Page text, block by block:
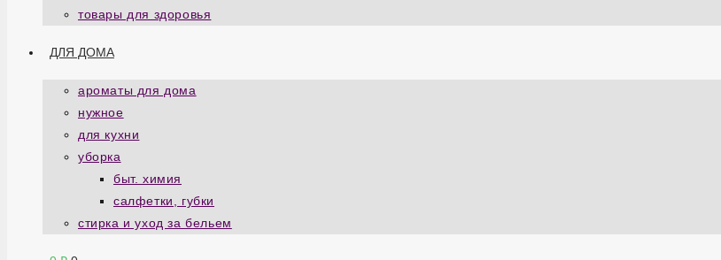
товары для здоровья
ДЛЯ ДОМА
ароматы для дома
нужное
для кухни
уборка
быт. химия
салфетки, губки
стирка и уход за бельем